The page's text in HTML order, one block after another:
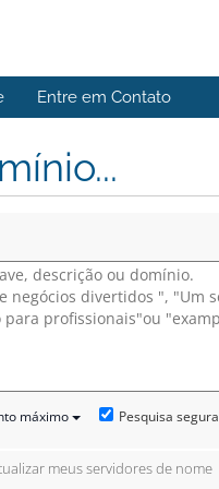
Entre em Contato
máximo Pesquisa segura
meus servidores de nome